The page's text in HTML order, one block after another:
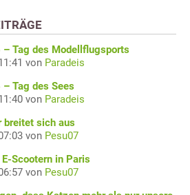
Tag des Modellflugsports
von Paradeis
Tag des Sees
von Paradeis
breitet sich aus
von Pesu07
Scootern in Paris
von Pesu07